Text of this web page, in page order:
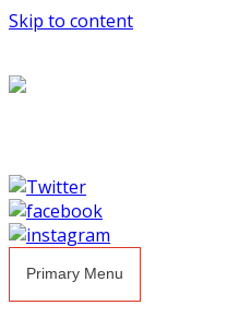
Skip to content
Primary Menu